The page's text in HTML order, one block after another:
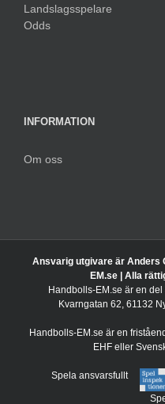
Landslagsspelare
Odds
INFORMATION
Om oss
Ansvarig utgivare är Anders
EM.se | Alla
Handbolls-EM.se är en
Kvarngatan 62, 61132
Handbolls-EM.se är en
EHF eller
Spela ansvarsfullt